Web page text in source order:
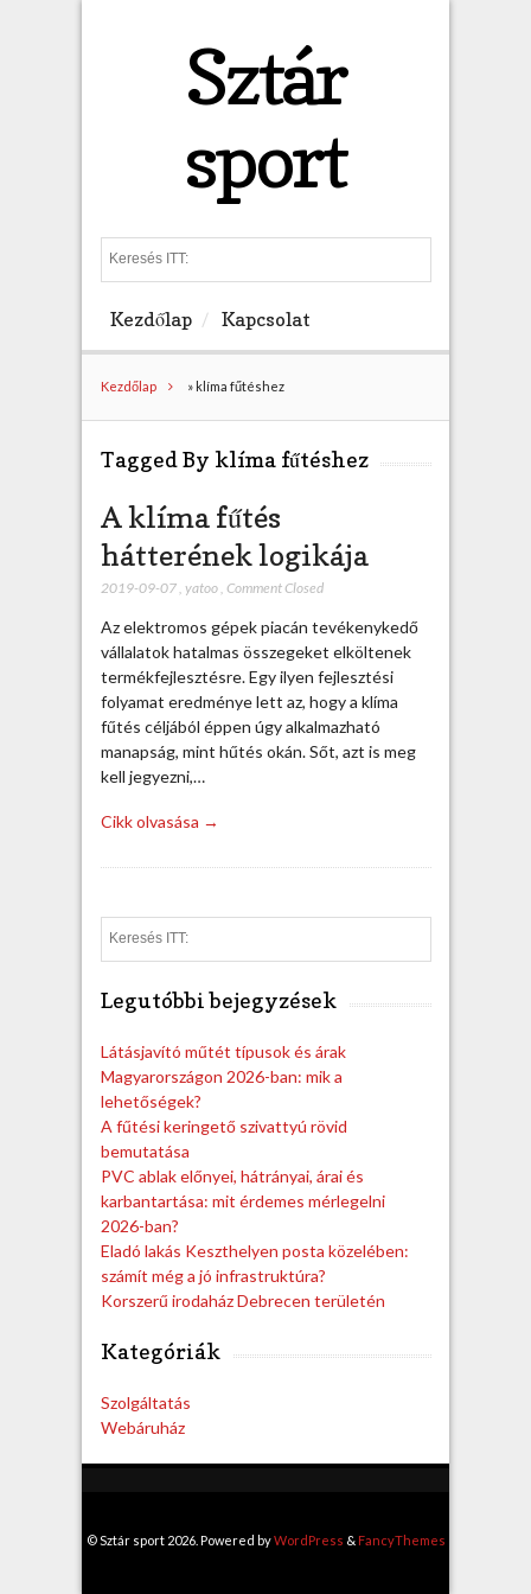
Sztár
sport
e
h
Kezdőlap Kapcsolat
Kezdőlap » klíma fűtéshez
Tagged By klíma fűtéshez
A klíma fűtés
hátterének logikája
2019-09-07, yatoo, Comment Closed
Az elektromos gépek piacán tevékenykedő
vállalatok hatalmas összegeket elköltenek
termékfejlesztésre. Egy ilyen fejlesztési
folyamat eredménye lett az, hogy a klíma
fűtés céljából éppen úgy alkalmazható
manapság, mint hűtés okán. Sőt, azt is meg
kell jegyezni,…
Cikk olvasása →
e
Legutóbbi bejegyzések
Látásjavító műtét típusok és árak
Magyarországon 2026-ban: mik a
lehetőségek?
A fűtési keringető szivattyú rövid
bemutatása
PVC ablak előnyei, hátrányai, árai és
karbantartása: mit érdemes mérlegelni
2026-ban?
Eladó lakás Keszthelyen posta közelében:
számít még a jó infrastruktúra?
Korszerű irodaház Debrecen területén
Kategóriák
Szolgáltatás
Webáruház
© Sztár sport 2026. Powered byWordPress & FancyThemes